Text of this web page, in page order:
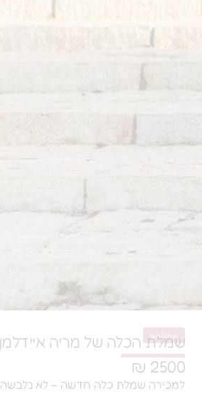
של מריה איידלמן
כלה חדשה – לא נלבשה מעולם.